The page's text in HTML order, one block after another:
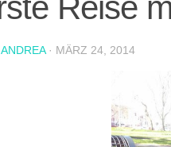
Reise
ANDREA · MÄRZ 24, 2014